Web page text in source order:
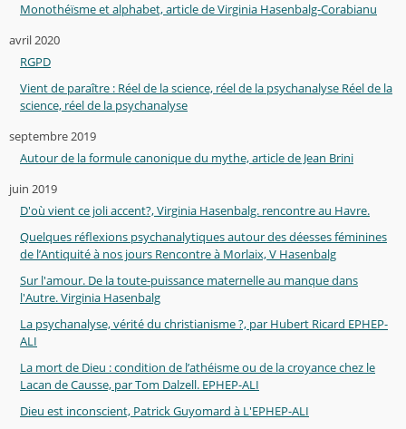
Monothéïsme et alphabet, article de Virginia Hasenbalg-Corabianu
avril 2020
RGPD
Vient de paraître : Réel de la science, réel de la psychanalyse Réel de la
science, réel de la psychanalyse
septembre 2019
Autour de la formule canonique du mythe, article de Jean Brini
juin 2019
D'où vient ce joli accent?, Virginia Hasenbalg. rencontre au Havre.
Quelques réflexions psychanalytiques autour des déesses féminines
de l’Antiquité à nos jours Rencontre à Morlaix, V Hasenbalg
Sur l'amour. De la toute-puissance maternelle au manque dans
l'Autre. Virginia Hasenbalg
La psychanalyse, vérité du christianisme ?, par Hubert Ricard EPHEP-
ALI
La mort de Dieu : condition de l’athéisme ou de la croyance chez le
Lacan de Causse, par Tom Dalzell. EPHEP-ALI
Dieu est inconscient, Patrick Guyomard à L'EPHEP-ALI